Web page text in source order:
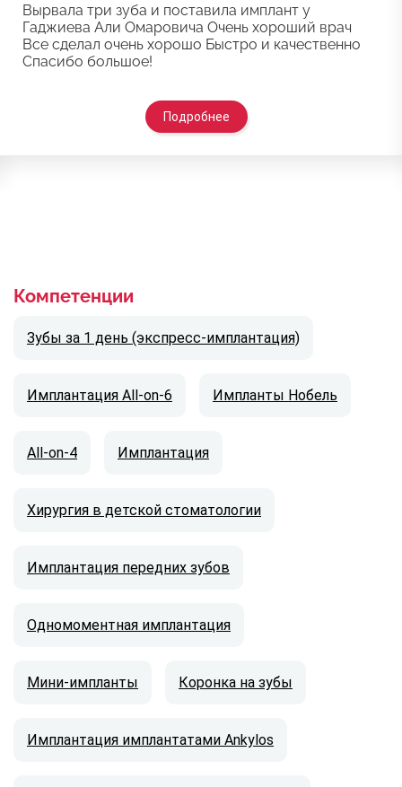
Вырвала три зуба и поставила имплант у
Гаджиева Али Омаровича Очень хороший врач
Все сделал очень хорошо Быстро и качественно
Спасибо большое!
Подробнее
Компетенции
Зубы за 1 день (экспресс-имплантация)
Имплантация All-on-6 Импланты Нобель
All-on-4 Имплантация
Хирургия в детской стоматологии
Имплантация передних зубов
Одномоментная имплантация
Мини-импланты Коронка на зубы
Имплантация имплантатами Ankylos